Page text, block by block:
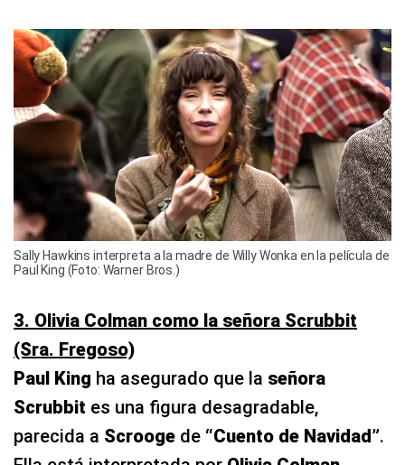
Sally Hawkins interpreta a la madre de Willy Wonka en la película de
Paul King (Foto: Warner Bros.)
3. Olivia Colman como la señora Scrubbit
(Sra. Fregoso)
Paul King ha asegurado que la señora
Scrubbit es una figura desagradable,
parecida a Scrooge de “Cuento de Navidad”.